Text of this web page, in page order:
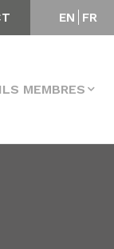
EN FR
MEMBRES